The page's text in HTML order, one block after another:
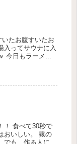
たお腹すいたお
入ってサウナに入
今日もラーメン
！ 食べて30秒で
おいしい。 猿の
も、作る人によ